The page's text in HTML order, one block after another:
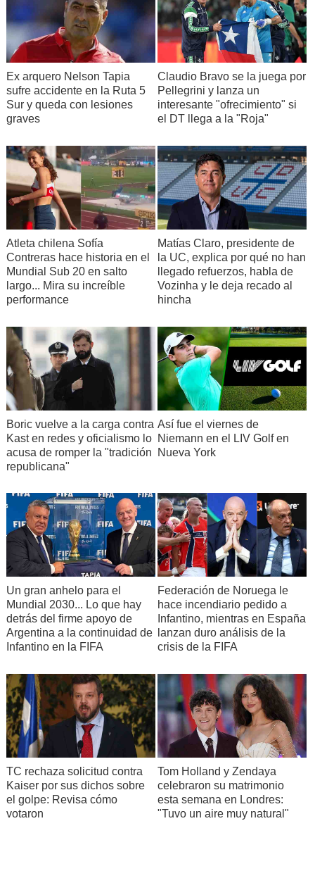
Ex arquero Nelson Tapia
sufre accidente en la Ruta 5
Sur y queda con lesiones
graves
Claudio Bravo se la juega por
Pellegrini y lanza un
interesante "ofrecimiento" si
el DT llega a la "Roja"
Atleta chilena Sofía
Contreras hace historia en el
Mundial Sub 20 en salto
largo... Mira su increíble
performance
Matías Claro, presidente de
la UC, explica por qué no han
llegado refuerzos, habla de
Vozinha y le deja recado al
hincha
Boric vuelve a la carga contra
Kast en redes y oficialismo lo
acusa de romper la "tradición
republicana"
Así fue el viernes de
Niemann en el LIV Golf en
Nueva York
Un gran anhelo para el
Mundial 2030... Lo que hay
detrás del firme apoyo de
Argentina a la continuidad de
Infantino en la FIFA
Federación de Noruega le
hace incendiario pedido a
Infantino, mientras en España
lanzan duro análisis de la
crisis de la FIFA
TC rechaza solicitud contra
Kaiser por sus dichos sobre
el golpe: Revisa cómo
votaron
Tom Holland y Zendaya
celebraron su matrimonio
esta semana en Londres:
"Tuvo un aire muy natural"